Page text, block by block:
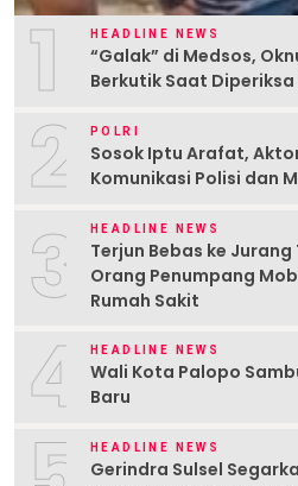
1 HEADLINE NEWS
“Galak” di Medsos,
Berkutik Saat Diperiksa
2 POLRI
Sosok Iptu Arafat,
Komunikasi Polisi dan
3 HEADLINE NEWS
Terjun Bebas ke
Orang Penumpang
Rumah Sakit
4 HEADLINE NEWS
Wali Kota Palopo
Baru
HEADLINE NEWS
Gerindra Sulsel